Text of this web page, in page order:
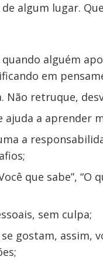
algum lugar.
alguém
em
Não retruque,
ajuda a aprender
a
que sabe”,
sem culpa;
gostam, assim,